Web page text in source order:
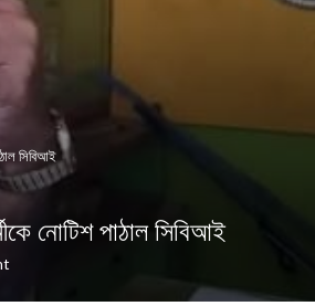
সিবিআই
নোটিশ পাঠাল সিবিআই